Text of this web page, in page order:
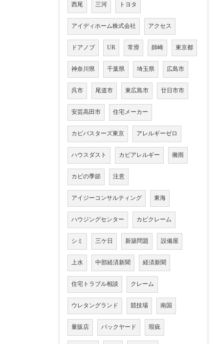
西尾 三河 トヨタ
アイディホーム株式会社 アクセス
ドアノブ UR 常滑 師崎 東京都
神奈川県 千葉県 埼玉県 広島市
呉市 尾道市 東広島市 廿日市市
安芸高田市 住宅メーカー
カビバスターズ東京 アレルギーゼロ
ハウスダスト カビアレルギー 黴雨
カビの季節 注意
アイジーコンサルティング 東海
ハウジングセンター カビクレーム
シミ 三ケ日 新築問題 設備屋
上水 中部経済新聞 経済新聞
住宅トラブル相談 クレーム
ウレタングランド 競技場 南国
量販店 バックヤード 瑕疵